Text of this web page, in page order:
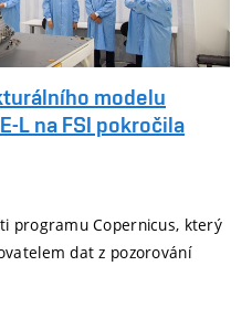
modelu
L na FSI pokročila
programu Copernicus, který
dat z pozorování